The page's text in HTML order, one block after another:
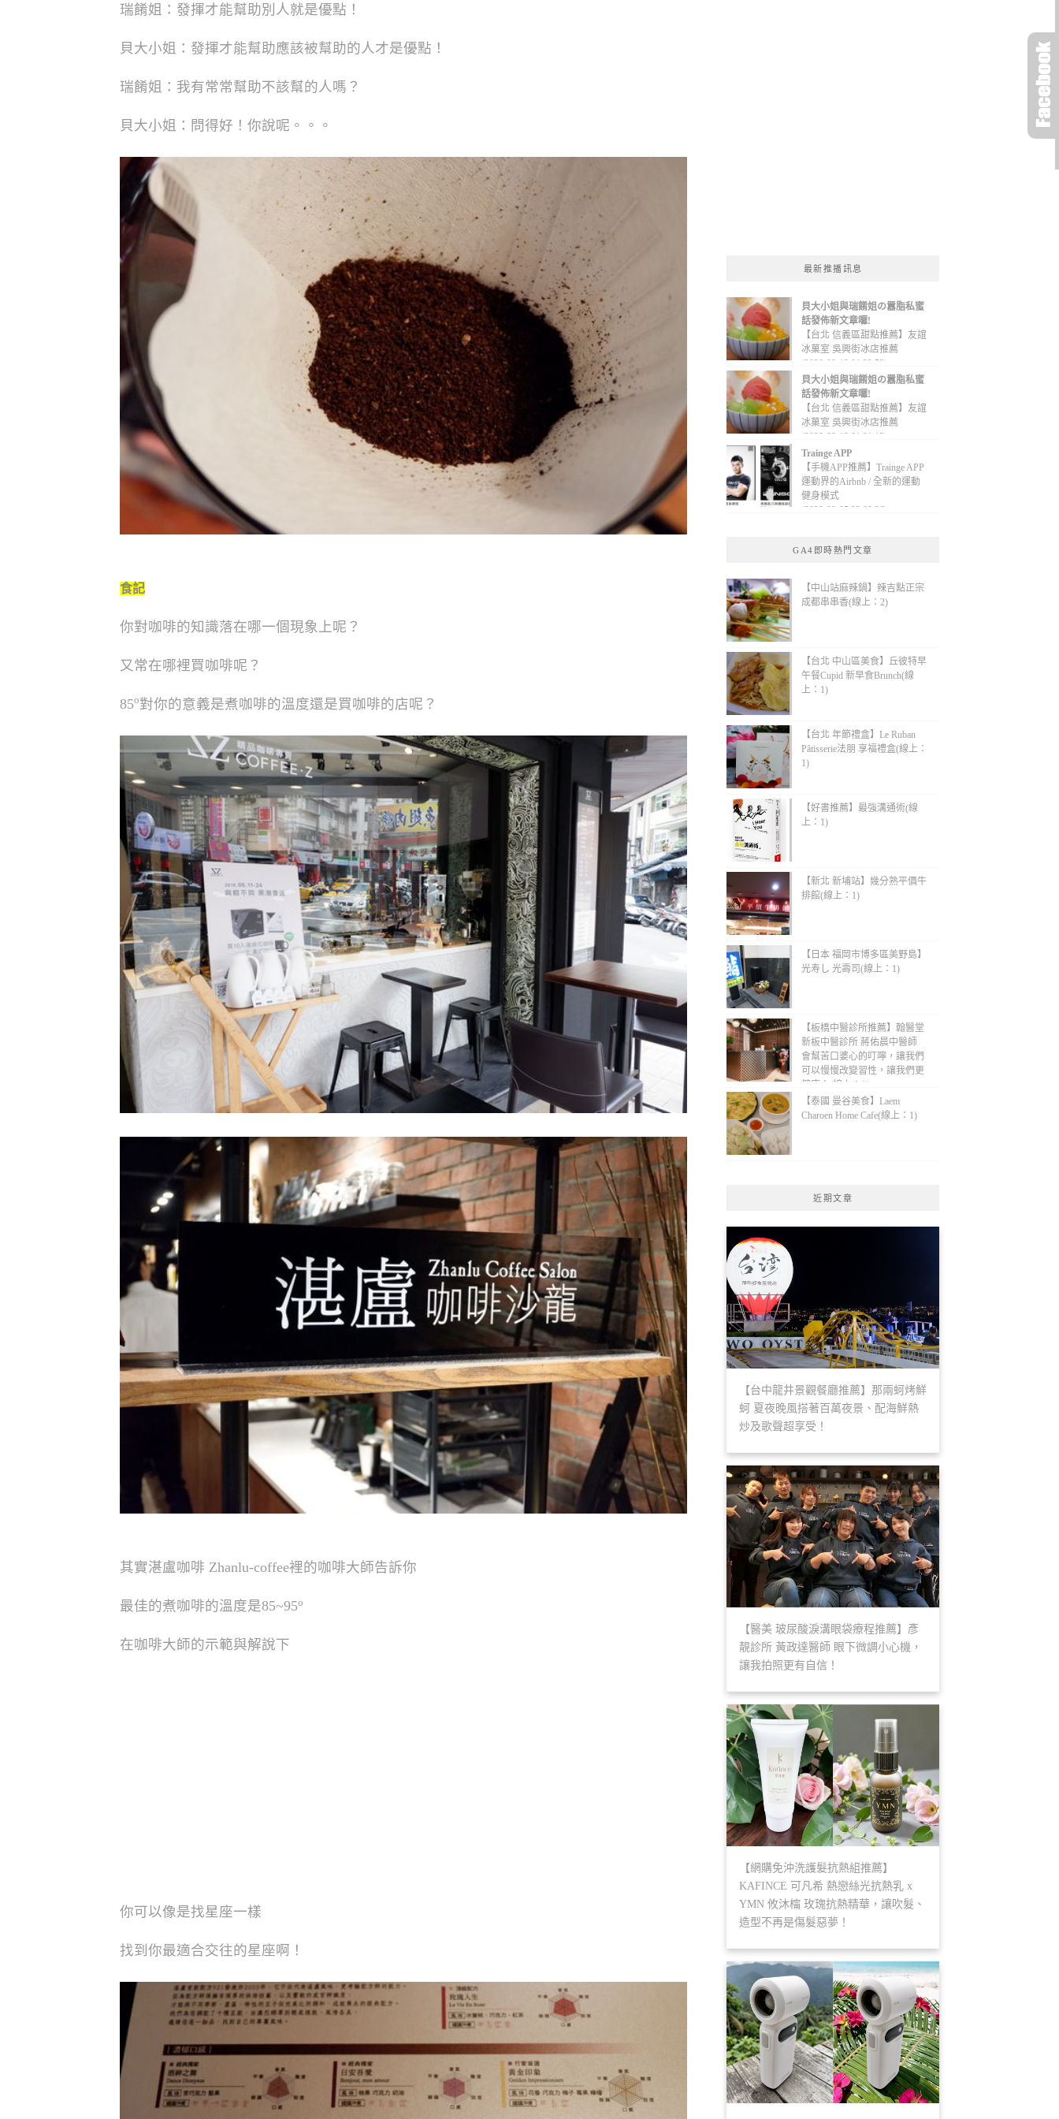
瑞餚姐：發揮才能幫助別人就是優點！
貝大小姐：發揮才能幫助應該被幫助的人才是優點！
瑞餚姐：我有常常幫助不該幫的人嗎？
貝大小姐：問得好！你說呢。。。
食記
你對咖啡的知識落在哪一個現象上呢？
又常在哪裡買咖啡呢？
85o對你的意義是煮咖啡的溫度還是買咖啡的店呢？
其實湛盧咖啡 Zhanlu-coffee裡的咖啡大師告訴你
最佳的煮咖啡的溫度是85~95o
在咖啡大師的示範與解說下
你可以像是找星座一樣
找到你最適合交往的星座啊！
最新推播訊息
貝大小姐與瑞餚姐の囂脂私蜜
話發佈新文章囉!
【台北 信義區甜點推薦】友誼
冰菓室 吳興街冰店推薦
(2020-09-13 01:32:52)
貝大小姐與瑞餚姐の囂脂私蜜
話發佈新文章囉!
【台北 信義區甜點推薦】友誼
冰菓室 吳興街冰店推薦
(2020-09-13 01:31:12)
Trainge APP
【手機APP推薦】Trainge APP
運動界的Airbnb / 全新的運動
健身模式
(2020-09-05 22:08:36)
GA4即時熱門文章
【中山站麻辣鍋】辣吉點正宗
成都串串香(線上：2)
【台北 中山區美食】丘彼特早
午餐Cupid 新早食Brunch(線
上：1)
【台北 年節禮盒】Le Ruban
Pâtisserie法朋 享福禮盒(線上：
1)
【好書推薦】最強溝通術(線
上：1)
【新北 新埔站】幾分熟平價牛
排館(線上：1)
【日本 福岡市博多區美野島】
光寿し 光壽司(線上：1)
【板橋中醫診所推薦】翰醫堂
新板中醫診所 蔣佑晨中醫師
會幫苦口婆心的叮嚀，讓我們
可以慢慢改變習性，讓我們更
健康！(線上：1)
【泰國 曼谷美食】Laem
Charoen Home Cafe(線上：1)
近期文章
【台中龍井景觀餐廳推薦】那兩蚵烤鮮
蚵 夏夜晚風搭著百萬夜景、配海鮮熱
炒及歌聲超享受！
【醫美 玻尿酸淚溝眼袋療程推薦】彥
靚診所 黃政達醫師 眼下微調小心機，
讓我拍照更有自信！
【網購免沖洗護髮抗熱組推薦】
KAFINCE 可凡希 熱戀絲光抗熱乳 x
YMN 攸沐橣 玫瑰抗熱精華，讓吹髮、
造型不再是傷髮惡夢！